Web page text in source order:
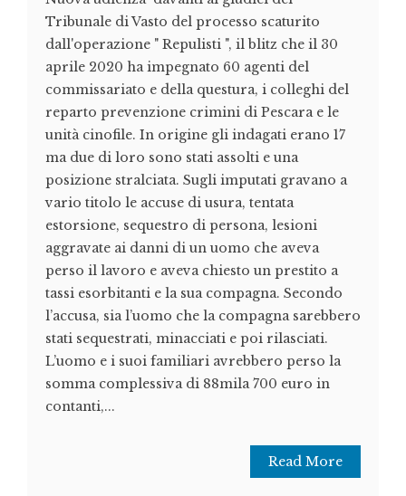
Tribunale di Vasto del processo scaturito
dall'operazione " Repulisti ", il blitz che il 30
aprile 2020 ha impegnato 60 agenti del
commissariato e della questura, i colleghi del
reparto prevenzione crimini di Pescara e le
unità cinofile. In origine gli indagati erano 17
ma due di loro sono stati assolti e una
posizione stralciata. Sugli imputati gravano a
vario titolo le accuse di usura, tentata
estorsione, sequestro di persona, lesioni
aggravate ai danni di un uomo che aveva
perso il lavoro e aveva chiesto un prestito a
tassi esorbitanti e la sua compagna. Secondo
l’accusa, sia l’uomo che la compagna sarebbero
stati sequestrati, minacciati e poi rilasciati.
L’uomo e i suoi familiari avrebbero perso la
somma complessiva di 88mila 700 euro in
contanti,...
Read More